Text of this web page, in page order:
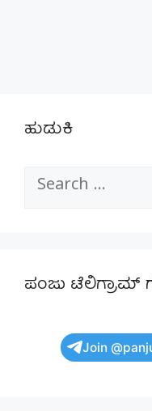
ಹುಡುಕಿ
Search
ಪಂಜು ಟೆಲಿಗ್ರಾಮ್
Join